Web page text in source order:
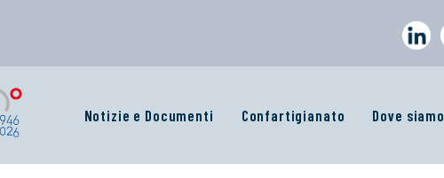
Notizie e Documenti Confartigianato Dove siamo